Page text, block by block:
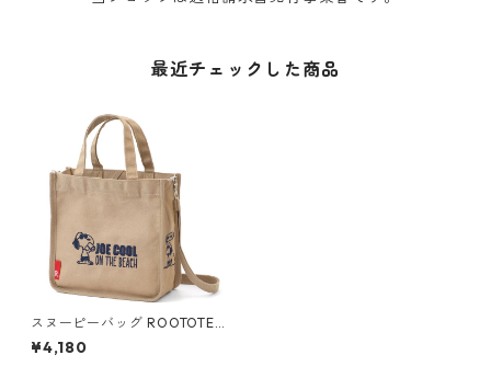
最近チェックした商品
スヌーピーバッグ ROOTOTE
ルートート スクエア.キャンバ
ス.ピーナッツ-7Q 2wayショ
¥4,180